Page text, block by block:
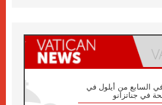
في السابع من أيلول في
في جناتزانو